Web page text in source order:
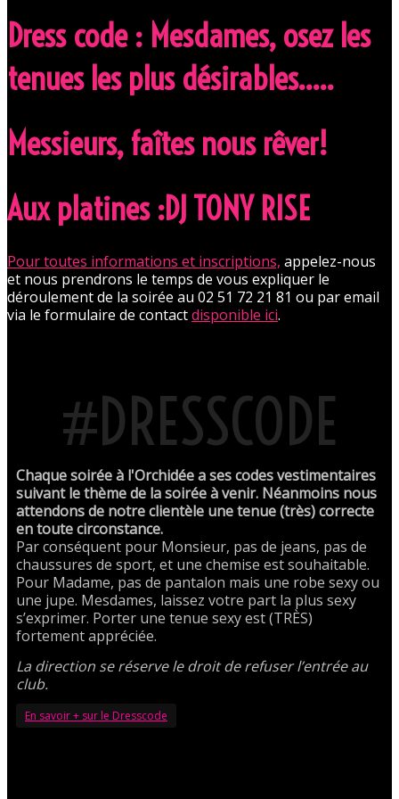
Dress code : Mesdames, osez les
tenues les plus désirables…..
Messieurs, faîtes nous rêver!
Aux platines :DJ TONY RISE
Pour toutes informations et inscriptions, appelez-nous
et nous prendrons le temps de vous expliquer le
déroulement de la soirée au 02 51 72 21 81 ou par email
via le formulaire de contactdisponible ici.
#DRESSCODE
Chaque soirée à l'Orchidée a ses codes vestimentaires
suivant le thème de la soirée à venir. Néanmoins nous
attendons de notre clientèle une tenue (très) correcte
en toute circonstance.
Par conséquent pour Monsieur, pas de jeans, pas de
chaussures de sport, et une chemise est souhaitable.
Pour Madame, pas de pantalon mais une robe sexy ou
une jupe. Mesdames, laissez votre part la plus sexy
s’exprimer. Porter une tenue sexy est (TRÈS)
fortement appréciée.
La direction se réserve le droit de refuser l’entrée au
club.
En savoir + sur le Dresscode